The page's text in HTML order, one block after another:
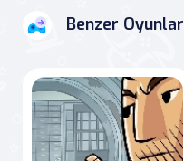
Benzer Oyunlar